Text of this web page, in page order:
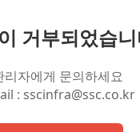
거부되었습
리자에게 문의하세요
: sscinfra@ssc.co.kr